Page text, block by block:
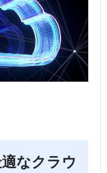
適なクラウ